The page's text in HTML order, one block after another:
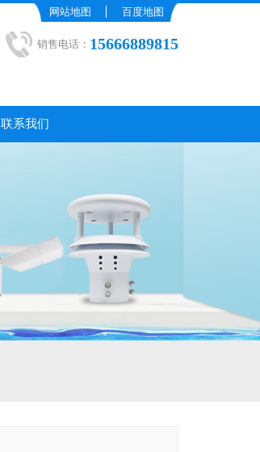
网站地图 百度地图
销售电话： 15666889815
联系我们